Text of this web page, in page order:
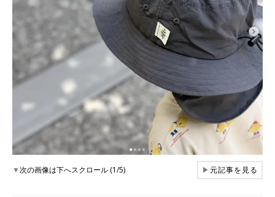
▼次の画像は下へスクロール (1/5) ▶元記事を見る